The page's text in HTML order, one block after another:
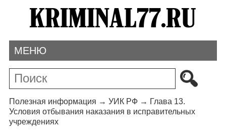
МЕНЮ
Полезная информация → УИК РФ→ Глава 13.
Условия отбывания наказания в исправительных
учреждениях